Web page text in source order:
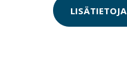
LISÄTIETOJA